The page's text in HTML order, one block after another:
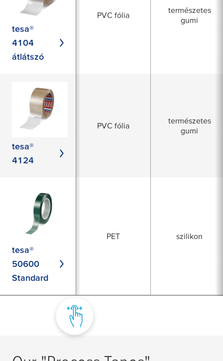
tesa®
4104
átlátszó
PVC fólia
természetes
gumi
tesa®
4124
PVC fólia
természetes
gumi
tesa®
50600
Standard
PET szilikon